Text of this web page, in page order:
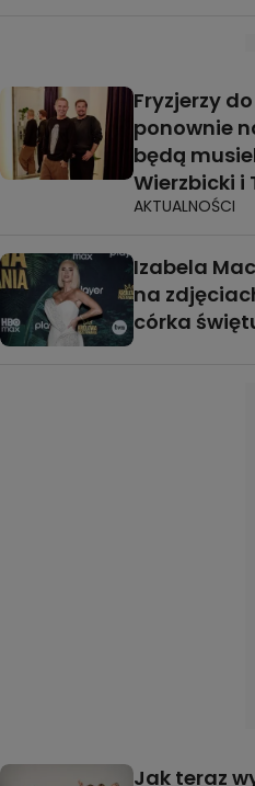
Fryzjerzy
ponownie
będą
Wierzbicki i
AKTUALNOŚCI
Izabela
na
córka
Jak teraz